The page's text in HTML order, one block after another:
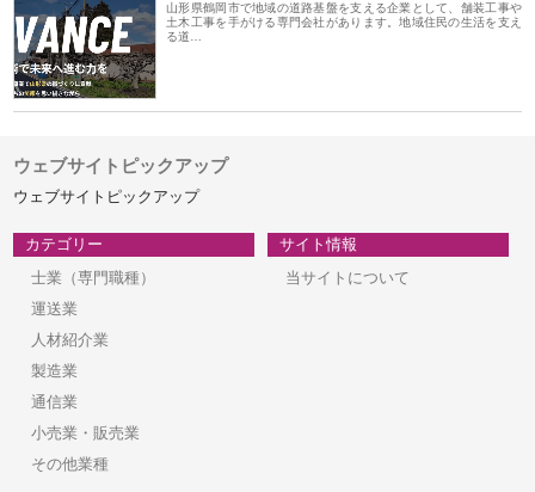
山形県鶴岡市で地域の道路基盤を支える企業として、舗装工事や
土木工事を手がける専門会社があります。地域住民の生活を支え
る道…
ウェブサイトピックアップ
ウェブサイトピックアップ
カテゴリー
士業（専門職種）
運送業
人材紹介業
製造業
通信業
小売業・販売業
その他業種
サイト情報
当サイトについて